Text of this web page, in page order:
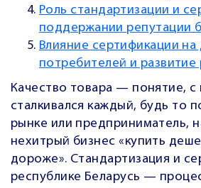
Роль стандартизации и
поддержании репутации
Влияние сертификации на
потребителей и развитие
Качество товара — понятие,
сталкивался каждый, будь то
рынке или предприниматель,
нехитрый бизнес «купить
дороже». Стандартизация и
республике Беларусь —